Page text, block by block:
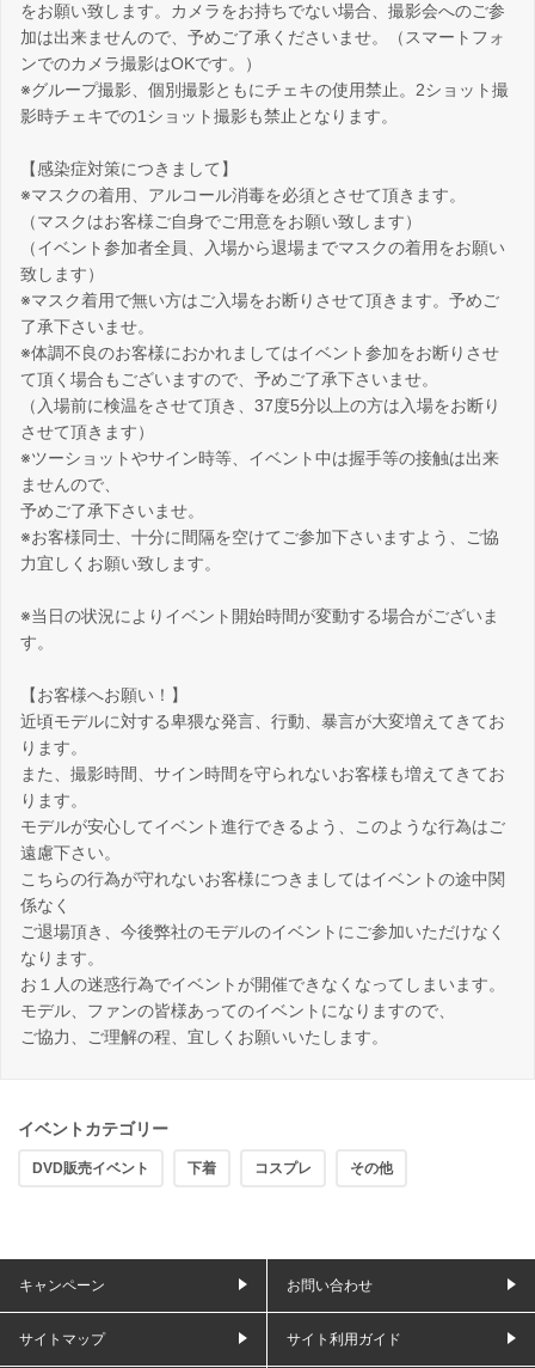
をお願い致します。カメラをお持ちでない場合、撮影会へのご参
加は出来ませんので、予めご了承くださいませ。（スマートフォ
ンでのカメラ撮影はOKです。）
※グループ撮影、個別撮影ともにチェキの使用禁止。2ショット撮
影時チェキでの1ショット撮影も禁止となります。
【感染症対策につきまして】
※マスクの着用、アルコール消毒を必須とさせて頂きます。
（マスクはお客様ご自身でご用意をお願い致します）
（イベント参加者全員、入場から退場までマスクの着用をお願い
致します）
※マスク着用で無い方はご入場をお断りさせて頂きます。予めご
了承下さいませ。
※体調不良のお客様におかれましてはイベント参加をお断りさせ
て頂く場合もございますので、予めご了承下さいませ。
（入場前に検温をさせて頂き、37度5分以上の方は入場をお断り
させて頂きます）
※ツーショットやサイン時等、イベント中は握手等の接触は出来
ませんので、
予めご了承下さいませ。
※お客様同士、十分に間隔を空けてご参加下さいますよう、ご協
力宜しくお願い致します。
※当日の状況によりイベント開始時間が変動する場合がございま
す。
【お客様へお願い！】
近頃モデルに対する卑猥な発言、行動、暴言が大変増えてきてお
ります。
また、撮影時間、サイン時間を守られないお客様も増えてきてお
ります。
モデルが安心してイベント進行できるよう、このような行為はご
遠慮下さい。
こちらの行為が守れないお客様につきましてはイベントの途中関
係なく
ご退場頂き、今後弊社のモデルのイベントにご参加いただけなく
なります。
お１人の迷惑行為でイベントが開催できなくなってしまいます。
モデル、ファンの皆様あってのイベントになりますので、
ご協力、ご理解の程、宜しくお願いいたします。
イベントカテゴリー
DVD販売イベント 下着 コスプレ その他
キャンペーン お問い合わせ
サイトマップ サイト利用ガイド